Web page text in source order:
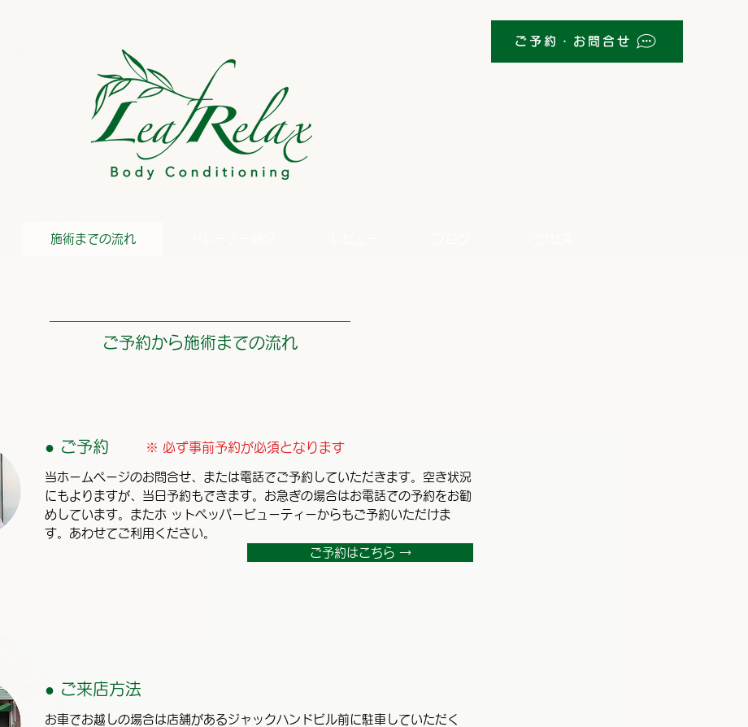
ご予約・お問合せ
施術までの流れ
● ご予約 ※ 必ず事前予約が必須となります
当ホームページのお問合せ、または電話でご予約していただきます。空き状況
にもよりますが、当日予約もできます。お急ぎの場合はお電話での予約をお勧
めしています。またホ ットペッパービューティーからもご予約いただけま
す。あわせてご利用ください。
ご予約はこちら →
● ご来店方法
お車でお越しの場合は店舗があるジャックハンドビル前に駐車していただく
​ご予約から施術までの流れ